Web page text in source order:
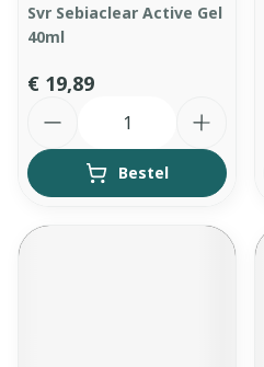
Svr Sebiaclear Active Gel
40ml
€ 19,89
Bestel